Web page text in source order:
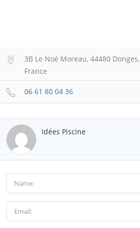
3B Le Noé Moreau, 44480 Donges,
France
06 61 80 04 36
Idées Piscine